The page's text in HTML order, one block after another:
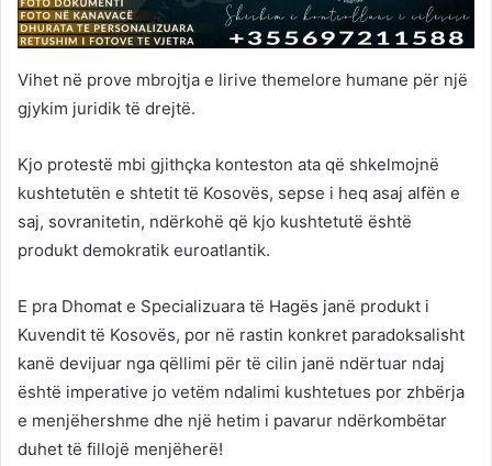
Vihet në prove mbrojtja e lirive themelore humane për një
gjykim juridik të drejtë.
Kjo protestë mbi gjithçka konteston ata që shkelmojnë
kushtetutën e shtetit të Kosovës, sepse i heq asaj alfën e
saj, sovranitetin, ndërkohë që kjo kushtetutë është
produkt demokratik euroatlantik.
E pra Dhomat e Specializuara të Hagës janë produkt i
Kuvendit të Kosovës, por në rastin konkret paradoksalisht
kanë devijuar nga qëllimi për të cilin janë ndërtuar ndaj
është imperative jo vetëm ndalimi kushtetues por zhbërja
e menjëhershme dhe një hetim i pavarur ndërkombëtar
duhet të fillojë menjëherë!